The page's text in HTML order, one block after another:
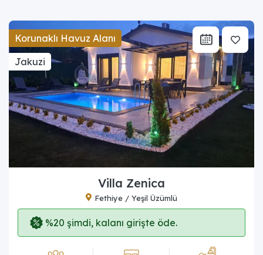
Korunaklı Havuz Alanı
Jakuzi
Villa Zenica
Fethiye / Yeşil Üzümlü
%20 şimdi, kalanı girişte öde.